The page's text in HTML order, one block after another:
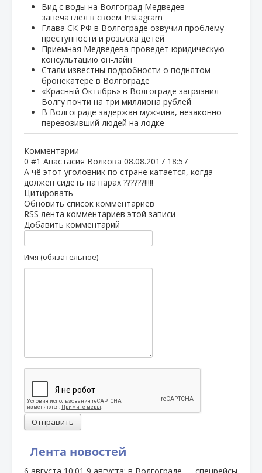
Лента новостей
Вид с воды на Волгоград Медведев
запечатлел в своем Instagram
Глава СК РФ в Волгограде озвучил проблему
преступности и розыска детей
Приемная Медведева проведет юридическую
консультацию он-лайн
Стали известны подробности о поднятом
бронекатере в Волгограде
«Красный Октябрь» в Волгограде загрязнил
Волгу почти на три миллиона рублей
В Волгограде задержан мужчина, незаконно
перевозивший людей на лодке
Комментарии
0 #1 Анастасия Волкова 08.08.2017 18:57
А чё этот уголовник по стране катается, когда
должен сидеть на нарах ??????!!!!!
Цитировать
Обновить список комментариев
RSS лента комментариев этой записи
Добавить комментарий
Имя (обязательное)
Отправить